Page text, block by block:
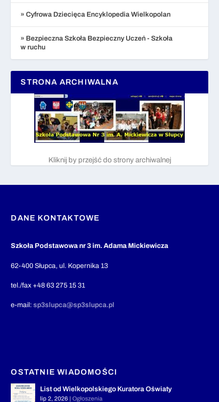
» Cyfrowa Dziecięca Encyklopedia Wielkopolan
» Bezpieczna Szkoła Bezpieczny Uczeń - Szkoła
w ruchu
STRONA ARCHIWALNA
Kliknij by przejść do strony archiwalnej
DANE KONTAKTOWE
Szkoła Podstawowa nr 3 im. Adama Mickiewicza
62-400 Słupca, ul. Kopernika 13
tel./fax +48 63 275 15 31
e-mail:sp3slupca@sp3slupca.pl
OSTATNIE WIADOMOŚCI
List od Wielkopolskiego Kuratora Oświaty
lip 2, 2026 |Ogłoszenia